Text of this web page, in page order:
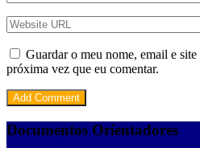
Guardar o meu nome, email e site
próxima vez que eu comentar.
Documentos Orientadores